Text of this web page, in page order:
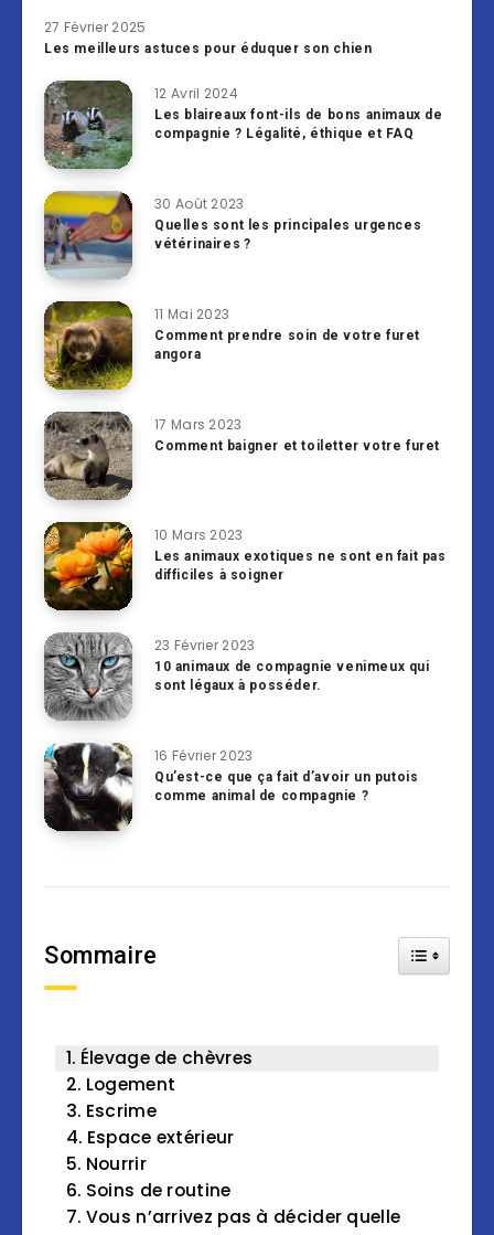
27 Février 2025
Les meilleurs astuces pour éduquer son chien
12 Avril 2024
Les blaireaux font-ils de bons animaux de
compagnie ? Légalité, éthique et FAQ
30 Août 2023
Quelles sont les principales urgences
vétérinaires ?
11 Mai 2023
Comment prendre soin de votre furet
angora
17 Mars 2023
Comment baigner et toiletter votre furet
10 Mars 2023
Les animaux exotiques ne sont en fait pas
difficiles à soigner
23 Février 2023
10 animaux de compagnie venimeux qui
sont légaux à posséder.
16 Février 2023
Qu’est-ce que ça fait d’avoir un putois
comme animal de compagnie ?
Sommaire Toggle
Élevage de chèvres
Logement
Escrime
Espace extérieur
Nourrir
Soins de routine
Vous n’arrivez pas à décider quelle